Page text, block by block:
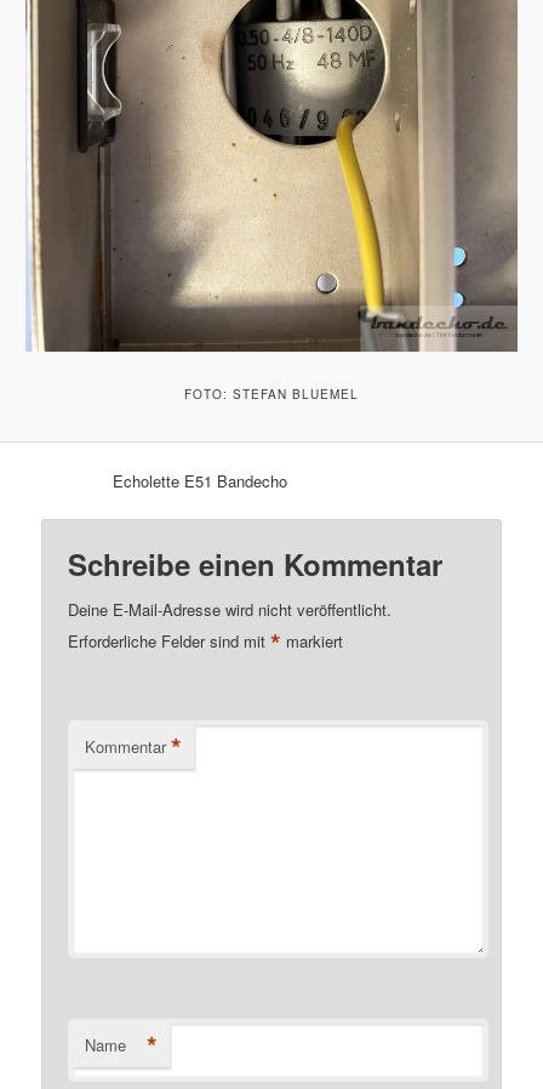
FOTO: STEFAN BLUEMEL
Echolette E51 Bandecho
Schreibe einen Kommentar
Deine E-Mail-Adresse wird nicht veröffentlicht.
Erforderliche Felder sind mit* markiert
Kommentar *
Name *